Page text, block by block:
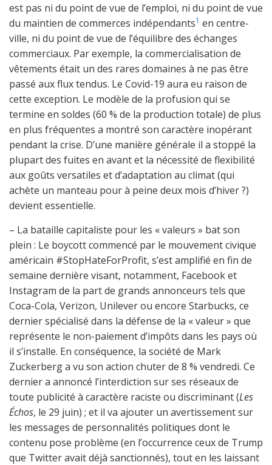
est pas ni du point de vue de l’emploi, ni du point de vue
du maintien de commerces indépendants1 en centre-
ville, ni du point de vue de l’équilibre des échanges
commerciaux. Par exemple, la commercialisation de
vêtements était un des rares domaines à ne pas être
passé aux flux tendus. Le Covid-19 aura eu raison de
cette exception. Le modèle de la profusion qui se
termine en soldes (60 % de la production totale) de plus
en plus fréquentes a montré son caractère inopérant
pendant la crise. D’une manière générale il a stoppé la
plupart des fuites en avant et la nécessité de flexibilité
aux goûts versatiles et d’adaptation au climat (qui
achète un manteau pour à peine deux mois d’hiver ?)
devient essentielle.
– La bataille capitaliste pour les « valeurs » bat son
plein : Le boycott commencé par le mouvement civique
américain #StopHateForProfit, s’est amplifié en fin de
semaine dernière visant, notamment, Facebook et
Instagram de la part de grands annonceurs tels que
Coca-Cola, Verizon, Unilever ou encore Starbucks, ce
dernier spécialisé dans la défense de la « valeur » que
représente le non-paiement d’impôts dans les pays où
il s’installe. En conséquence, la société de Mark
Zuckerberg a vu son action chuter de 8 % vendredi. Ce
dernier a annoncé l’interdiction sur ses réseaux de
toute publicité à caractère raciste ou discriminant (Les
Échos, le 29 juin) ; et il va ajouter un avertissement sur
les messages de personnalités politiques dont le
contenu pose problème (en l’occurrence ceux de Trump
que Twitter avait déjà sanctionnés), tout en les laissant